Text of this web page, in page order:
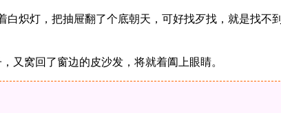
炽灯，把抽屉翻了个底朝天，可好找歹找，就是找不到
又窝回了窗边的皮沙发，将就着阖上眼睛。